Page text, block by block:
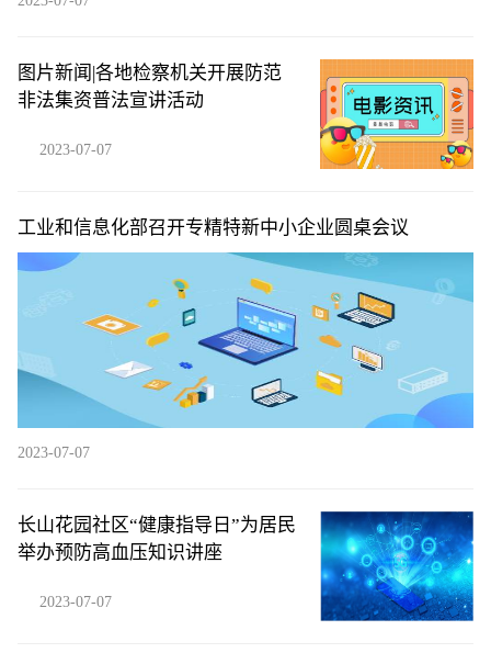
图片新闻|各地检察机关开展防范
非法集资普法宣讲活动
2023-07-07
工业和信息化部召开专精特新中小企业圆桌会议
2023-07-07
长山花园社区“健康指导日”为居民
举办预防高血压知识讲座
2023-07-07